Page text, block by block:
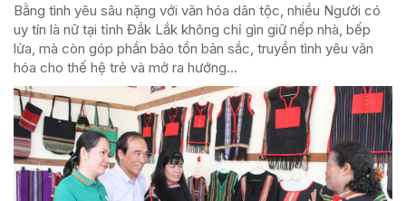
Bằng tình yêu sâu nặng với văn hóa dân tộc, nhiều Người có
uy tín là nữ tại tỉnh Đắk Lắk không chỉ gìn giữ nếp nhà, bếp
lửa, mà còn góp phần bảo tồn bản sắc, truyền tình yêu văn
hóa cho thế hệ trẻ và mở ra hướng...